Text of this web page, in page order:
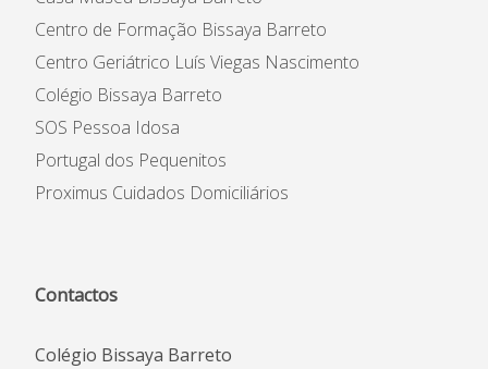
Centro de Formação Bissaya Barreto
Centro Geriátrico Luís Viegas Nascimento
Colégio Bissaya Barreto
SOS Pessoa Idosa
Portugal dos Pequenitos
Proximus Cuidados Domiciliários
Contactos
Colégio Bissaya Barreto